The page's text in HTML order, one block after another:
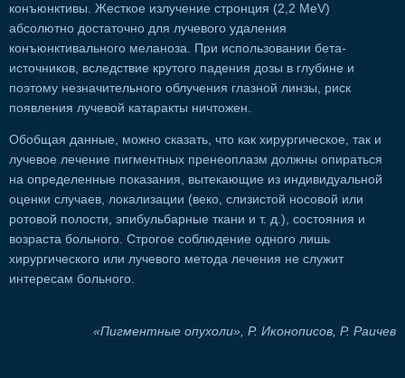
конъюнктивы. Жесткое излучение стронция (2,2 MeV)
абсолютно достаточно для лучевого удаления
конъюнктивального меланоза. При использовании бета-
источников, вследствие крутого падения дозы в глубине и
поэтому незначительного облучения глазной линзы, риск
появления лучевой катаракты ничтожен.
Обобщая данные, можно сказать, что как хирургическое, так и
лучевое лечение пигментных пренеоплазм должны опираться
на определенные показания, вытекающие из индивидуальной
оценки случаев, локализации (веко, слизистой носовой или
ротовой полости, эпибульбарные ткани и т. д.), состояния и
возраста больного. Строгое соблюдение одного лишь
хирургического или лучевого метода лечения не служит
интересам больного.
«Пигментные опухоли», Р. Иконописов, Р. Раичев